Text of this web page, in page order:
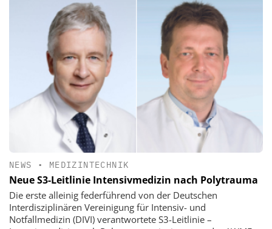
NEWS • MEDIZINTECHNIK
Neue S3-Leitlinie Intensivmedizin nach Polytrauma
Die erste alleinig federführend von der Deutschen
Interdisziplinären Vereinigung für Intensiv- und
Notfallmedizin (DIVI) verantwortete S3-Leitlinie –